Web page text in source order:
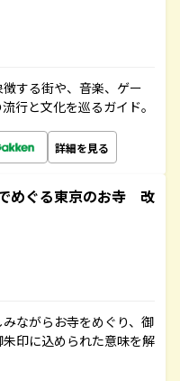
する街や、音楽、ゲー
行と文化を巡るガイド。
詳細を見る
めぐる東京のお寺 改
ながらお寺をめぐり、御
印に込められた意味を解